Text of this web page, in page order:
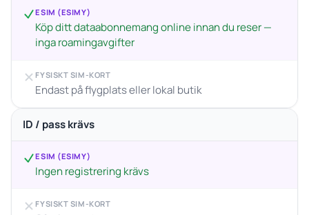
ESIM (ESIMY)
Köp ditt dataabonnemang online innan du reser —
inga roamingavgifter
FYSISKT SIM-KORT
Endast på flygplats eller lokal butik
ID / pass krävs
ESIM (ESIMY)
Ingen registrering krävs
FYSISKT SIM-KORT